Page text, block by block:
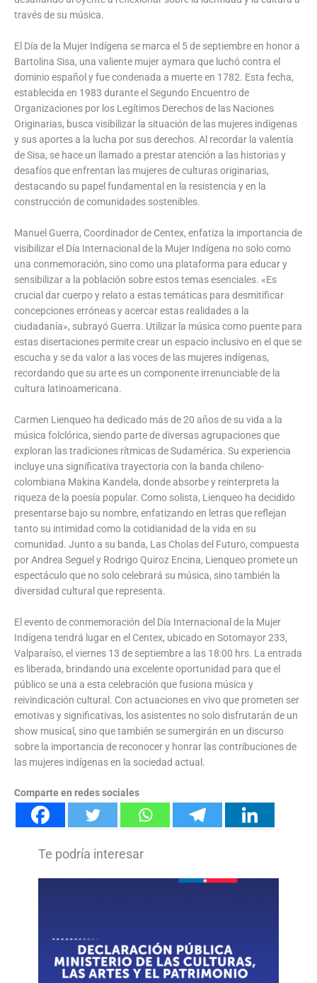
través de su música.
El Día de la Mujer Indígena se marca el 5 de septiembre en honor a
Bartolina Sisa, una valiente mujer aymara que luchó contra el
dominio español y fue condenada a muerte en 1782. Esta fecha,
establecida en 1983 durante el Segundo Encuentro de
Organizaciones por los Legítimos Derechos de las Naciones
Originarias, busca visibilizar la situación de las mujeres indígenas
y sus aportes a la lucha por sus derechos. Al recordar la valentía
de Sisa, se hace un llamado a prestar atención a las historias y
desafíos que enfrentan las mujeres de culturas originarias,
destacando su papel fundamental en la resistencia y en la
construcción de comunidades sostenibles.
Manuel Guerra, Coordinador de Centex, enfatiza la importancia de
visibilizar el Día Internacional de la Mujer Indígena no solo como
una conmemoración, sino como una plataforma para educar y
sensibilizar a la población sobre estos temas esenciales. «Es
crucial dar cuerpo y relato a estas temáticas para desmitificar
concepciones erróneas y acercar estas realidades a la
ciudadanía», subrayó Guerra. Utilizar la música como puente para
estas disertaciones permite crear un espacio inclusivo en el que se
escucha y se da valor a las voces de las mujeres indígenas,
recordando que su arte es un componente irrenunciable de la
cultura latinoamericana.
Carmen Lienqueo ha dedicado más de 20 años de su vida a la
música folclórica, siendo parte de diversas agrupaciones que
exploran las tradiciones rítmicas de Sudamérica. Su experiencia
incluye una significativa trayectoria con la banda chileno-
colombiana Makina Kandela, donde absorbe y reinterpreta la
riqueza de la poesía popular. Como solista, Lienqueo ha decidido
presentarse bajo su nombre, enfatizando en letras que reflejan
tanto su intimidad como la cotidianidad de la vida en su
comunidad. Junto a su banda, Las Cholas del Futuro, compuesta
por Andrea Seguel y Rodrigo Quiroz Encina, Lienqueo promete un
espectáculo que no solo celebrará su música, sino también la
diversidad cultural que representa.
El evento de conmemoración del Día Internacional de la Mujer
Indígena tendrá lugar en el Centex, ubicado en Sotomayor 233,
Valparaíso, el viernes 13 de septiembre a las 18:00 hrs. La entrada
es liberada, brindando una excelente oportunidad para que el
público se una a esta celebración que fusiona música y
reivindicación cultural. Con actuaciones en vivo que prometen ser
emotivas y significativas, los asistentes no solo disfrutarán de un
show musical, sino que también se sumergirán en un discurso
sobre la importancia de reconocer y honrar las contribuciones de
las mujeres indígenas en la sociedad actual.
Comparte en redes sociales